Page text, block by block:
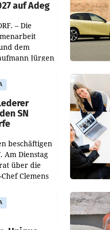
auf Adeg
– Die
dem
Jürgen
SN
beschäftigen
Am Dienstag
über die
Clemens